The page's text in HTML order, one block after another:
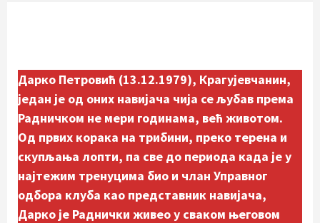
Дарко Петровић (13.12.1979), Крагујевчанин,
један је од оних навијача чија се љубав према
Радничком не мери годинама, већ животом.
Од првих корака на трибини, преко терена и
скупљања лопти, па све до периода када је у
најтежим тренуцима био и члан Управног
одбора клуба као представник навијача,
Дарко је Раднички живео у сваком његовом